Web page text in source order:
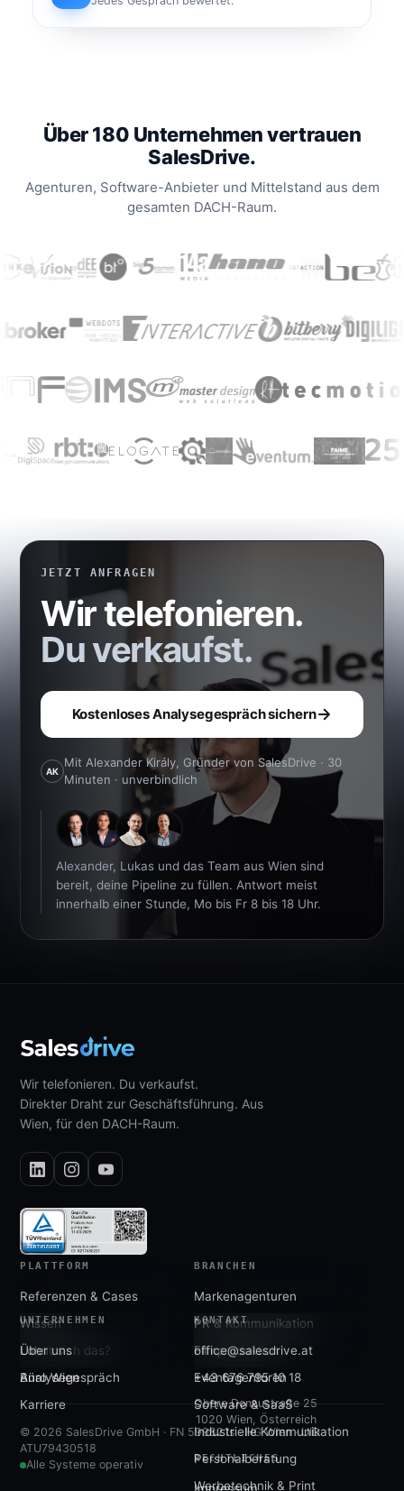
Über 180 Unternehmen vertrauen
SalesDrive.
Agenturen, Software-Anbieter und Mittelstand aus dem
gesamten DACH-Raum.
JETZT ANFRAGEN
Wir telefonieren.
Du verkaufst.
Kostenloses Analysegespräch sichern
AK
Mit Alexander Király, Gründer von SalesDrive · 30
Minuten · unverbindlich
Alexander, Lukas und das Team aus Wien sind
bereit, deine Pipeline zu füllen. Antwort meist
innerhalb einer Stunde, Mo bis Fr 8 bis 18 Uhr.
Wir telefonieren. Du verkaufst.
Direkter Draht zur Geschäftsführung. Aus
Wien, für den DACH-Raum.
PLATTFORM
Referenzen & Cases
Wissen
Lohnt sich das?
Analysegespräch
BRANCHEN
Markenagenturen
PR & Kommunikation
Filmproduktion
Eventagenturen
Software & SaaS
Industrielle Kommunikation
Personalberatung
Werbetechnik & Print
UNTERNEHMEN
Über uns
Büro Wien
Karriere
KONTAKT
office@salesdrive.at
+43 676 795 10 18
Obere Donaustraße 25
1020 Wien, Österreich
RECHTLICHES
© 2026 SalesDrive GmbH · FN 599821s · HG Wien · UID
ATU79430518
Alle Systeme operativ